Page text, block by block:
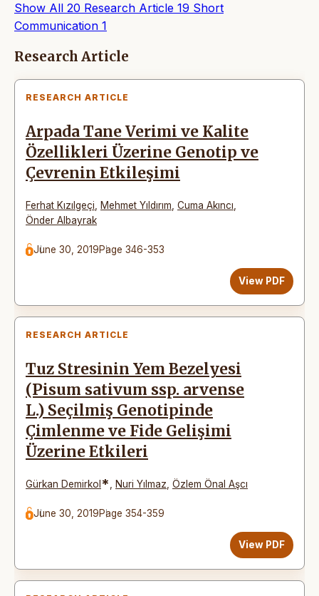
Show All 20 Research Article 19 Short
Communication 1
Articles
Research Article
RESEARCH ARTICLE
Arpada Tane Verimi ve Kalite
Özellikleri Üzerine Genotip ve
Çevrenin Etkileşimi
Ferhat Kızılgeçi Mehmet Yıldırım Cuma Akıncı
Önder Albayrak
June 30, 2019Page 346-353
View PDF
RESEARCH ARTICLE
Tuz Stresinin Yem Bezelyesi
(Pisum sativum ssp. arvense
L.) Seçilmiş Genotipinde
Çimlenme ve Fide Gelişimi
Üzerine Etkileri
Gürkan Demirkol * Nuri Yılmaz Özlem Önal Aşcı
June 30, 2019Page 354-359
View PDF